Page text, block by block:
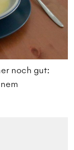
noch gut: